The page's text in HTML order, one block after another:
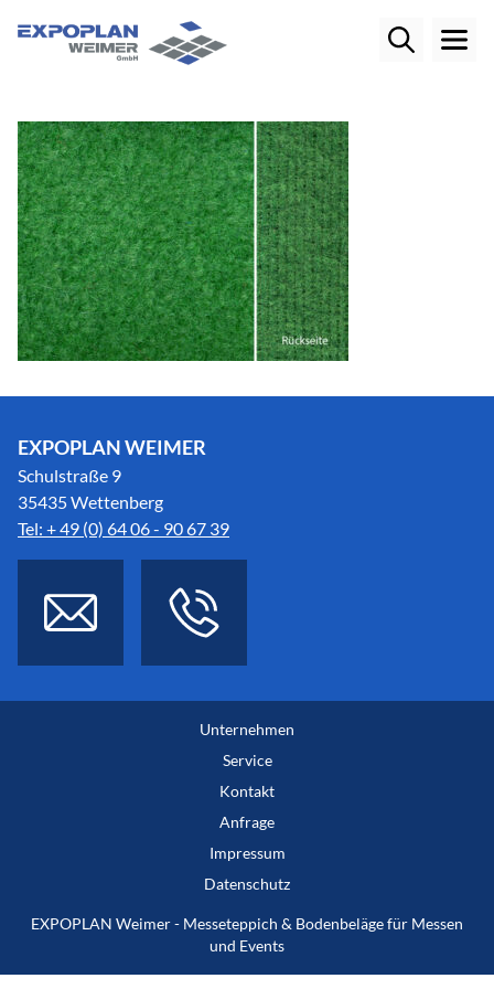
EXPOPLAN WEIMER
Schulstraße 9
35435 Wettenberg
Tel: + 49 (0) 64 06 - 90 67 39
Unternehmen
Service
Kontakt
Anfrage
Impressum
Datenschutz
EXPOPLAN Weimer - Messeteppich & Bodenbeläge für Messen
und Events